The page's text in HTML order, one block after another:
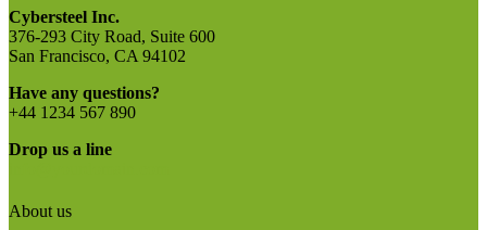
Cybersteel Inc.
376-293 City Road, Suite 600
San Francisco, CA 94102
Have any questions?
+44 1234 567 890
Drop us a line
About us